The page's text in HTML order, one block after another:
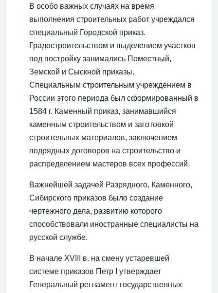
В особо важных случаях на время
выполнения строительных работ учреждался
специальный Городской приказ.
Градостроительством и выделением участков
под постройку занимались Поместный,
Земской и Сыскной приказы.
Специальным строительным учреждением в
России этого периода был сформированный в
1584 г. Каменный приказ, занимавшийся
каменным строительством и заготовкой
строительных материалов, заключением
подрядных договоров на строительство и
распределением мастеров всех профессий.
Важнейшей задачей Разрядного, Каменного,
Сибирского приказов было создание
чертежного дела, развитию которого
способствовали иностранные специалисты на
русской службе.
В начале XVIII в. на смену устаревшей
системе приказов Петр I утверждает
Генеральный регламент государственных